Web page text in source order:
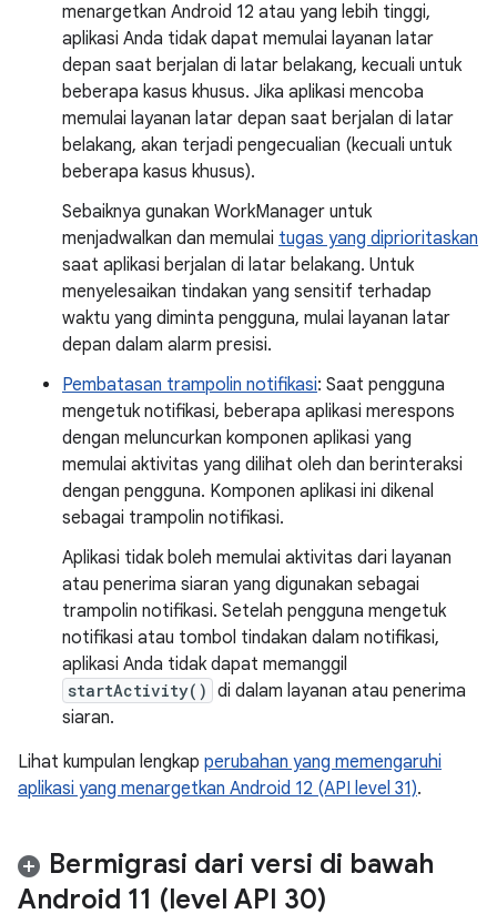
menargetkan Android 12 atau yang lebih tinggi,
aplikasi Anda tidak dapat memulai layanan latar
depan saat berjalan di latar belakang, kecuali untuk
beberapa kasus khusus. Jika aplikasi mencoba
memulai layanan latar depan saat berjalan di latar
belakang, akan terjadi pengecualian (kecuali untuk
beberapa kasus khusus).
Sebaiknya gunakan WorkManager untuk
menjadwalkan dan memulai tugas yang diprioritaskan
saat aplikasi berjalan di latar belakang. Untuk
menyelesaikan tindakan yang sensitif terhadap
waktu yang diminta pengguna, mulai layanan latar
depan dalam alarm presisi.
Pembatasan trampolin notifikasi: Saat pengguna
mengetuk notifikasi, beberapa aplikasi merespons
dengan meluncurkan komponen aplikasi yang
memulai aktivitas yang dilihat oleh dan berinteraksi
dengan pengguna. Komponen aplikasi ini dikenal
sebagai trampolin notifikasi.
Aplikasi tidak boleh memulai aktivitas dari layanan
atau penerima siaran yang digunakan sebagai
trampolin notifikasi. Setelah pengguna mengetuk
notifikasi atau tombol tindakan dalam notifikasi,
aplikasi Anda tidak dapat memanggil
startActivity() di dalam layanan atau penerima
siaran.
Lihat kumpulan lengkap perubahan yang memengaruhi
aplikasi yang menargetkan Android 12 (API level 31).
Bermigrasi dari versi di bawah
Android 11 (level API 30)